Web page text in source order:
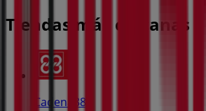
Tiendas más cercanas
Cadena88